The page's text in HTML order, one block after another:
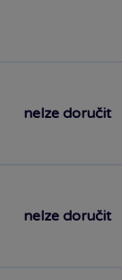
nelze doručit
nelze doručit